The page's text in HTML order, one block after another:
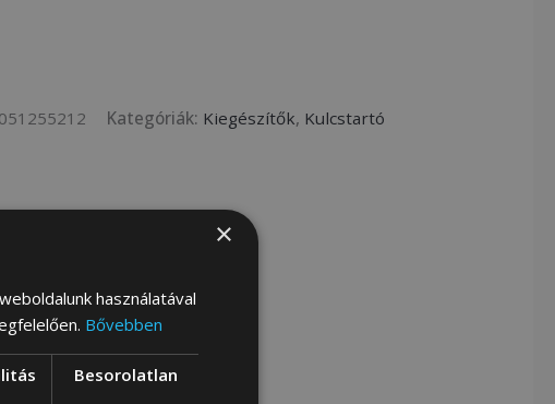
Kategóriák: Kiegészítők, Kulcstartó
×
használatával
Bővebben
Besorolatlan